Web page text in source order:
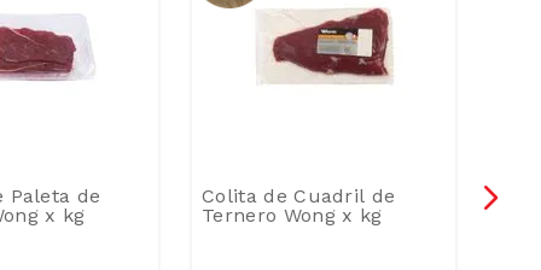
Paleta de
x kg
Colita de Cuadril de
Ternero Wong x kg